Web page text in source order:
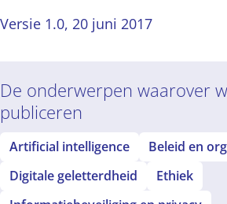
Versie 1.0, 20 juni 2017
De onderwerpen waarover
publiceren
Artificial intelligence
Beleid en
Digitale geletterdheid
Ethiek